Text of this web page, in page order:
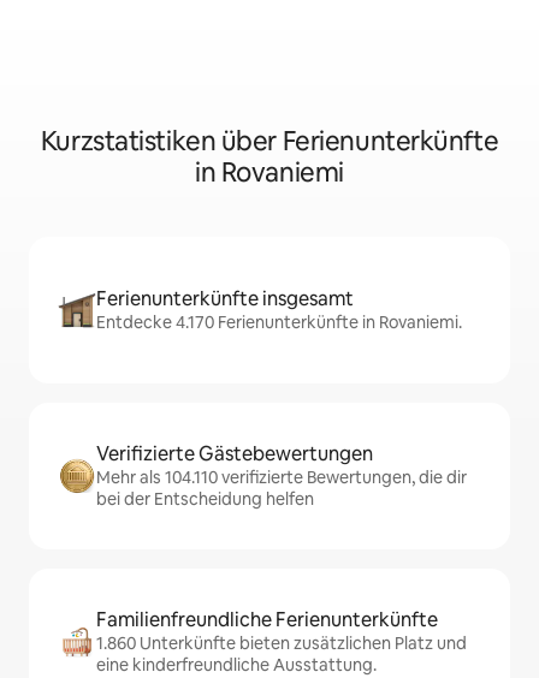
Kurzstatistiken über Ferienunterkünfte
in Rovaniemi
Ferienunterkünfte insgesamt
Entdecke 4.170 Ferienunterkünfte in Rovaniemi.
Verifizierte Gästebewertungen
Mehr als 104.110 verifizierte Bewertungen, die dir
bei der Entscheidung helfen
Familienfreundliche Ferienunterkünfte
1.860 Unterkünfte bieten zusätzlichen Platz und
eine kinderfreundliche Ausstattung.